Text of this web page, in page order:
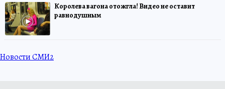
Королева вагона отожгла! Видео не оставит
равнодушным
Новости СМИ2